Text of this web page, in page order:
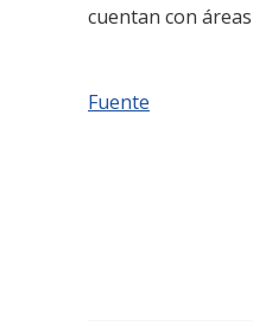
cuentan con
Fuente